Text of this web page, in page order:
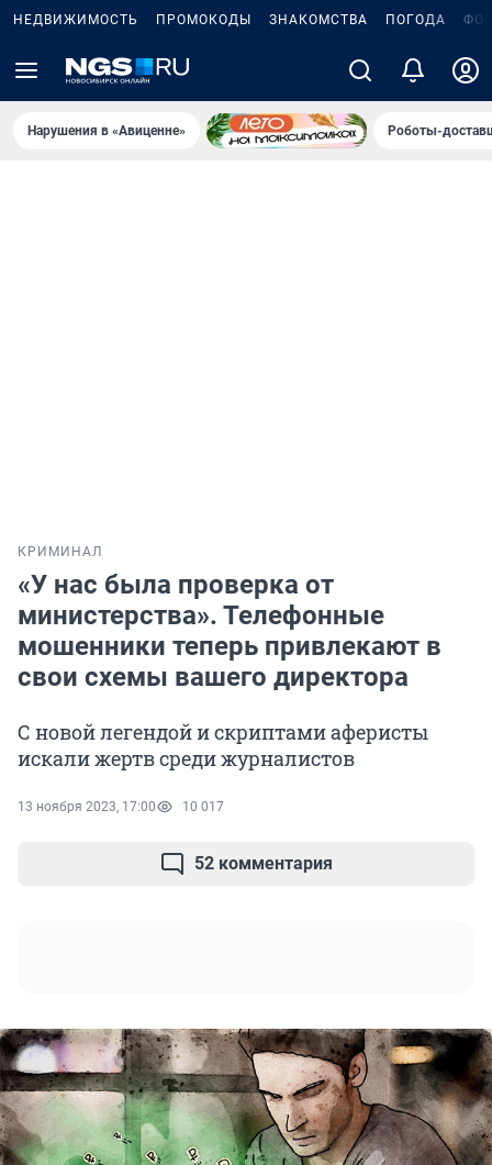
НЕДВИЖИМОСТЬ ПРОМОКОДЫ ЗНАКОМСТВА ПОГОДА
Нарушения в «Авиценне» Роботы-
КРИМИНАЛ
«У нас была проверка от
министерства». Телефонные
мошенники теперь привлекают в
свои схемы вашего директора
С новой легендой и скриптами аферисты
искали жертв среди журналистов
13 ноября 2023, 17:00 10 017
52 комментария